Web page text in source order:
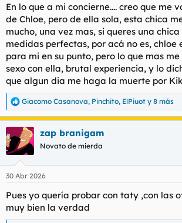
En lo que a mi concierne.... creo que me
de Chloe, pero de ella sola, esta chica
mucho, una vez mas, si queres una
medidas perfectas, por acá no es, chloe
para mi en su punto, pero lo que mas
sexo con ella, brutal experiencia, y lo
que algun dia me haga la muerte por
R
e
a
c
c
i
e
:
Giacomo Casanova, Pinchito, ElPiuot y 8 más
zap branigam
Novato de mierda
30 Abr 2026
Pues yo quería probar con taty ,con las
muy bien la verdad